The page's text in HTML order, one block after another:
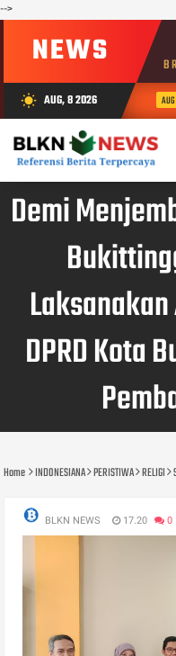
-->
NEWS
wb_sunny AUG, 8 2026
Demi
DPRD Kota
Home INDONESIANA PERISTIWA RELIGI
BLKN NEWS 17.20 0